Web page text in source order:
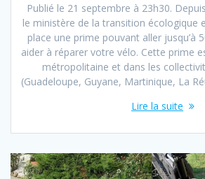
Publié le 21 septembre à 23h30.
le ministère de la transition écologique
place une prime pouvant aller jusqu’à
aider à réparer votre vélo. Cette prime
métropolitaine et dans les
(Guadeloupe, Guyane, Martinique, La
Lire la suite